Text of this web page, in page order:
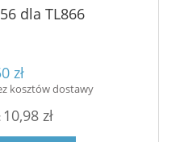
dla TL866
zł
kosztów dostawy
10,98 zł